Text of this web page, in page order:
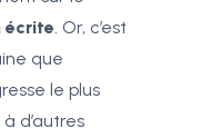
écrite. Or, c’est
que
le plus
d’autres